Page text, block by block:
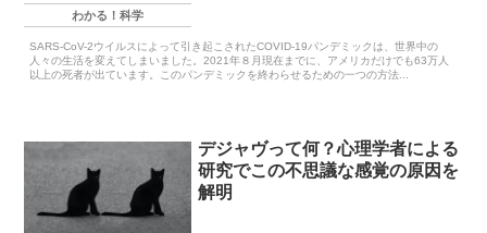
わかる！科学
SARS-CoV-2ウイルスによって引き起こされたCOVID-19パンデミックは、世界中の
人々の生活を変えてしまいました。2021年８月現在までに、アメリカだけでも63万人
以上の死者が出ています。このパンデミックを終わらせるための一つの方法...
デジャヴって何？心理学者による
研究でこの不思議な感覚の原因を
解明